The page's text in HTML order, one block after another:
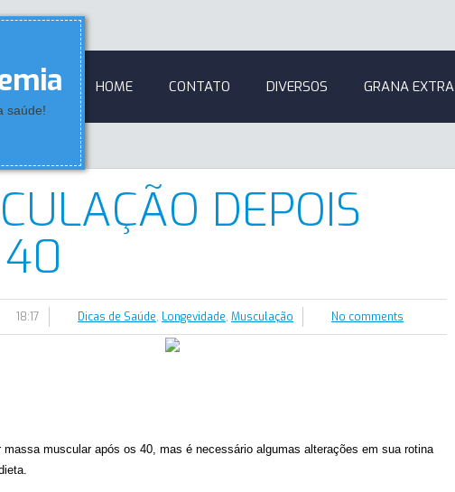
saúde!
HOME CONTATO DIVERSOS GRANA EXTRA
DEPOIS
40
18:17 Dicas de Saúde, Longevidade, Musculação No comments
massa muscular após os 40, mas é necessário algumas alterações em sua rotina